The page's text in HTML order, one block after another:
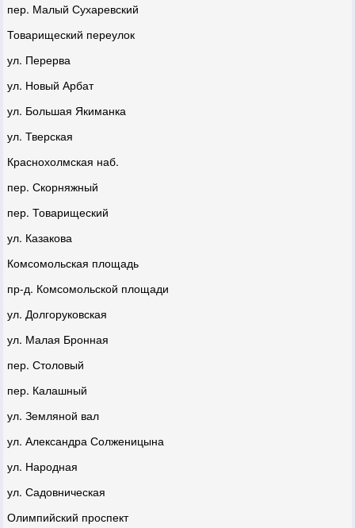
пер. Малый Сухаревский
Товарищеский переулок
ул. Перерва
ул. Новый Арбат
ул. Большая Якиманка
ул. Тверская
Краснохолмская наб.
пер. Скорняжный
пер. Товарищеский
ул. Казакова
Комсомольская площадь
пр-д. Комсомольской площади
ул. Долгоруковская
ул. Малая Бронная
пер. Столовый
пер. Калашный
ул. Земляной вал
ул. Александра Солженицына
ул. Народная
ул. Садовническая
Олимпийский проспект